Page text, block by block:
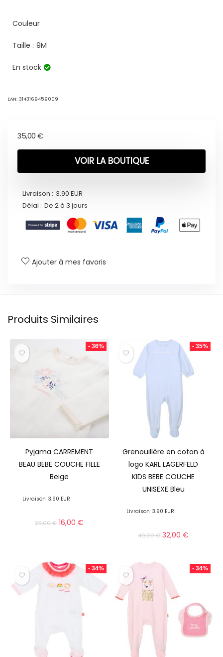
Couleur
Taille : 9M
En stock
EAN: 3143169459009
35,00 €
VOIR LA BOUTIQUE
Livraison : 3.90 EUR
Délai : De 2 à 3 jours
Ajouter à mes favoris
Produits Similaires
- 36%
Pyjama CARREMENT
BEAU BEBE COUCHE FILLE
Beige
Livraison 3.90 EUR
25,00€ 16,00€
- 35%
Grenouillère en coton à
logo KARL LAGERFELD
KIDS BEBE COUCHE
UNISEXE Bleu
Livraison 3.90 EUR
49,00€ 32,00€
- 34% - 34%